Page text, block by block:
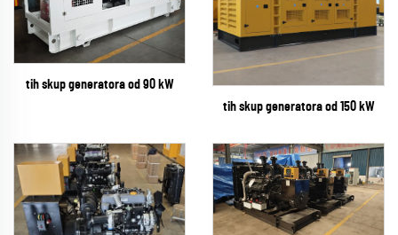
tih skup generatora od 90 kW
tih skup generatora od 150 kW